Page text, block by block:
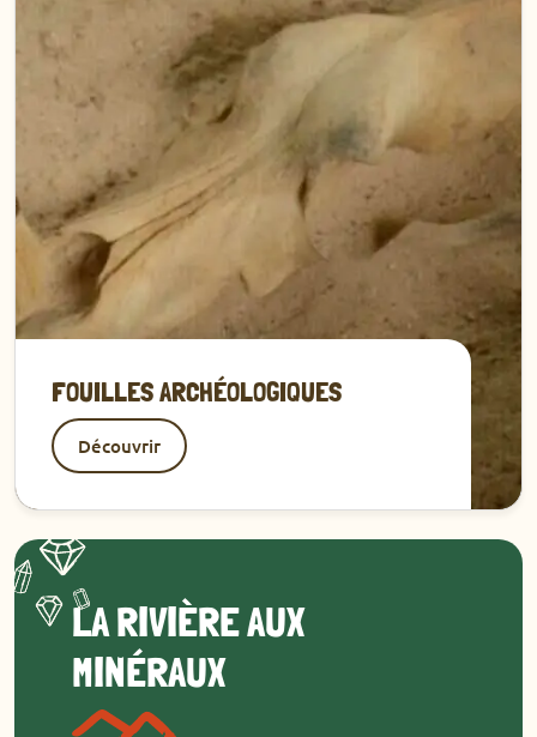
FOUILLES ARCHÉOLOGIQUES
Découvrir
LA RIVIÈRE AUX
MINÉRAUX